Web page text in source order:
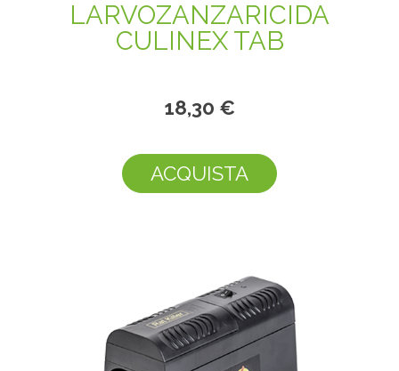
LARVOZANZARICIDA
CULINEX TAB
18,30 €
ACQUISTA